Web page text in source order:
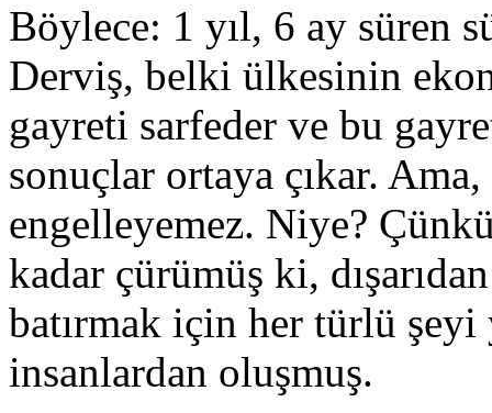
Böylece: 1 yıl, 6 ay süren
Derviş, belki ülkesinin
gayreti sarfeder ve bu
sonuçlar ortaya çıkar. Ama,
engelleyemez. Niye?
kadar çürümüş ki,
batırmak için her türlü
insanlardan oluşmuş.